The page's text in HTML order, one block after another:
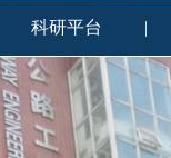
科研平台 |